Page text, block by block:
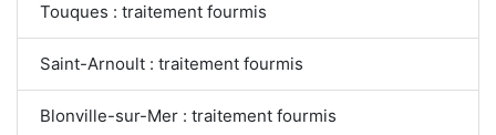
Touques : traitement fourmis
Saint-Arnoult : traitement fourmis
Blonville-sur-Mer : traitement fourmis